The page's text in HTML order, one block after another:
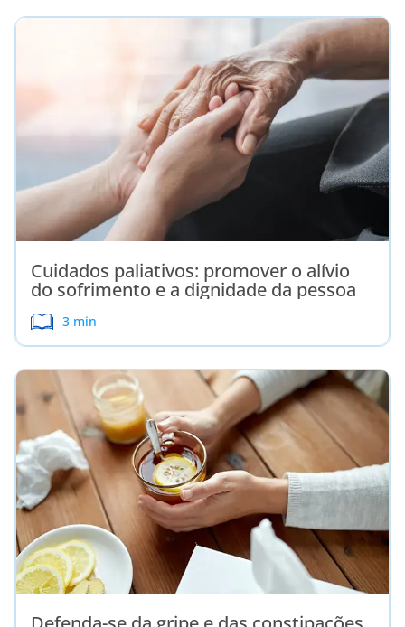
Cuidados paliativos: promover o alívio
do sofrimento e a dignidade da pessoa
3 min